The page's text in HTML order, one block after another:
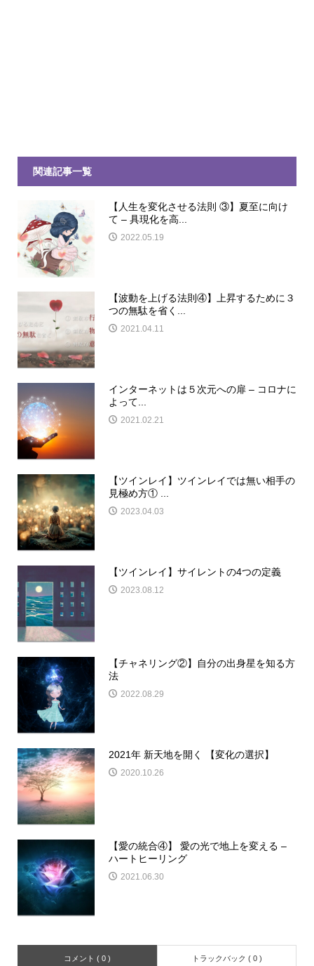
関連記事一覧
【人生を変化させる法則 ③】夏至に向け
て – 具現化を高...
2022.05.19
【波動を上げる法則④】上昇するために３
つの無駄を省く...
2021.04.11
インターネットは５次元への扉 – コロナに
よって...
2021.02.21
【ツインレイ】ツインレイでは無い相手の
見極め方① ...
2023.04.03
【ツインレイ】サイレントの4つの定義
2023.08.12
【チャネリング②】自分の出身星を知る方
法
2022.08.29
2021年 新天地を開く 【変化の選択】
2020.10.26
【愛の統合④】 愛の光で地上を変える –
ハートヒーリング
2021.06.30
コメント ( 0 ) トラックバック ( 0 )